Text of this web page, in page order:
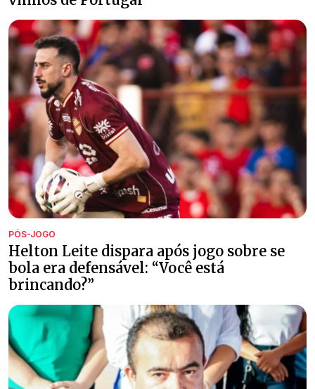
PÓS-JOGO
Helton Leite dispara após jogo sobre se
bola era defensável: “Você está
brincando?”